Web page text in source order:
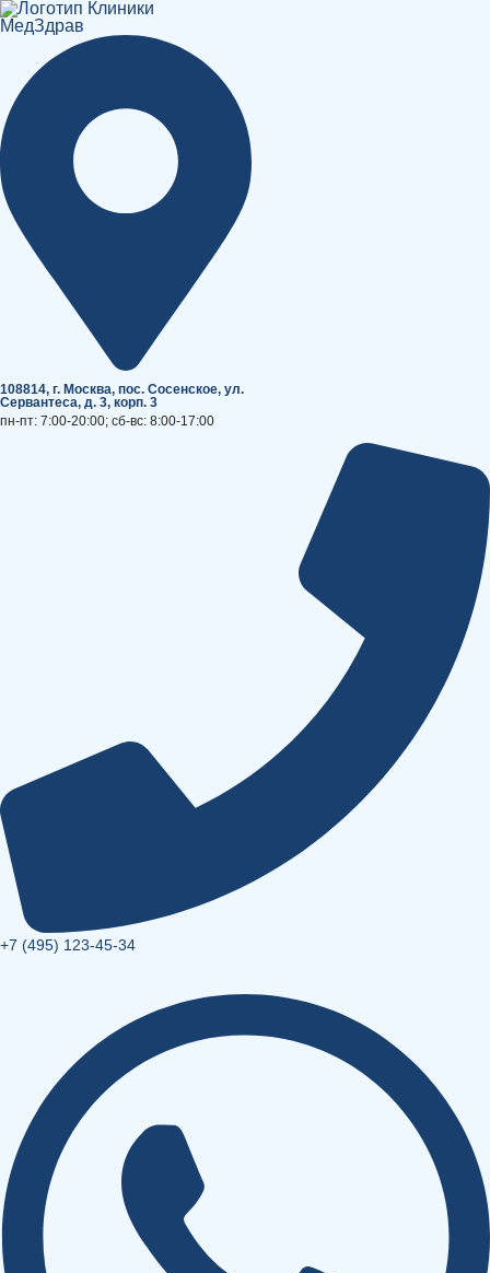
Перейти
к
содержимому
108814, г. Москва, поc. Сосенское, ул.
Сервантеса, д. 3, корп. 3
пн-пт: 7:00-20:00; сб-вс: 8:00-17:00
+7 (495) 123-45-34